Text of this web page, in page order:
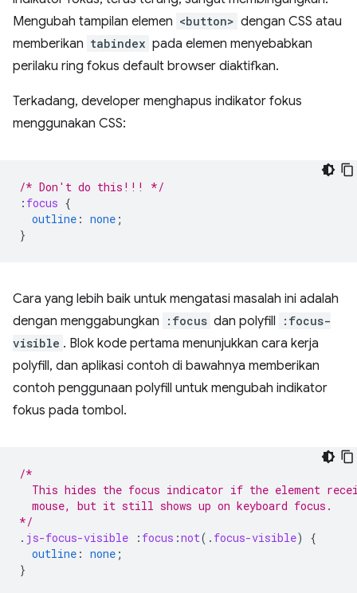
Mengubah tampilan elemen <button> dengan CSS atau
memberikan tabindex pada elemen menyebabkan
perilaku ring fokus default browser diaktifkan.
Terkadang, developer menghapus indikator fokus
menggunakan CSS:
/* Don't do this!!! */
: focus {
outline : none ;
}
Cara yang lebih baik untuk mengatasi masalah ini adalah
dengan menggabungkan
:focus dan polyfill
:focus-
visible . Blok kode pertama menunjukkan cara kerja
polyfill, dan aplikasi contoh di bawahnya memberikan
contoh penggunaan polyfill untuk mengubah indikator
fokus pada tombol.
/*
This hides the focus indicator if the element
  mouse, but it still shows up on keyboard focus.
*/
. js-focus-visible : focus :not( . focus-visible)
{
outline : none ;
}